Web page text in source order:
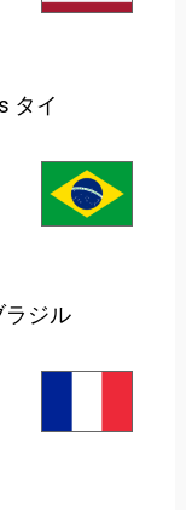
タイ
ラジル